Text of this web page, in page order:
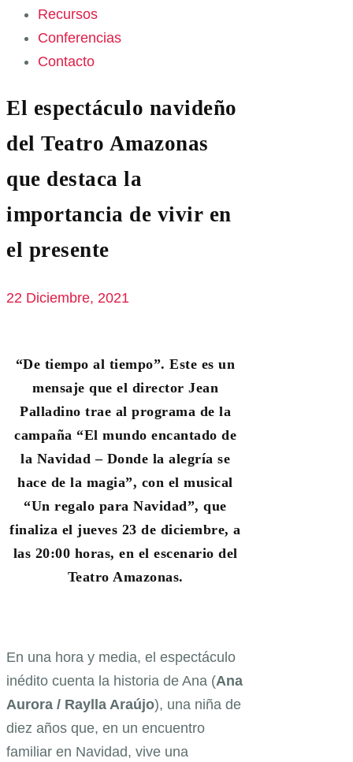
Recursos
Conferencias
Contacto
El espectáculo navideño
del Teatro Amazonas
que destaca la
importancia de vivir en
el presente
22 Diciembre, 2021
“De tiempo al tiempo”. Este es un
mensaje que el director Jean
Palladino trae al programa de la
campaña “El mundo encantado de
la Navidad – Donde la alegría se
hace de la magia”, con el musical
“Un regalo para Navidad”, que
finaliza el jueves 23 de diciembre, a
las 20:00 horas, en el escenario del
Teatro Amazonas.
En una hora y media, el espectáculo
inédito cuenta la historia de Ana (Ana
Aurora / Raylla Araújo), una niña de
diez años que, en un encuentro
familiar en Navidad, vive una